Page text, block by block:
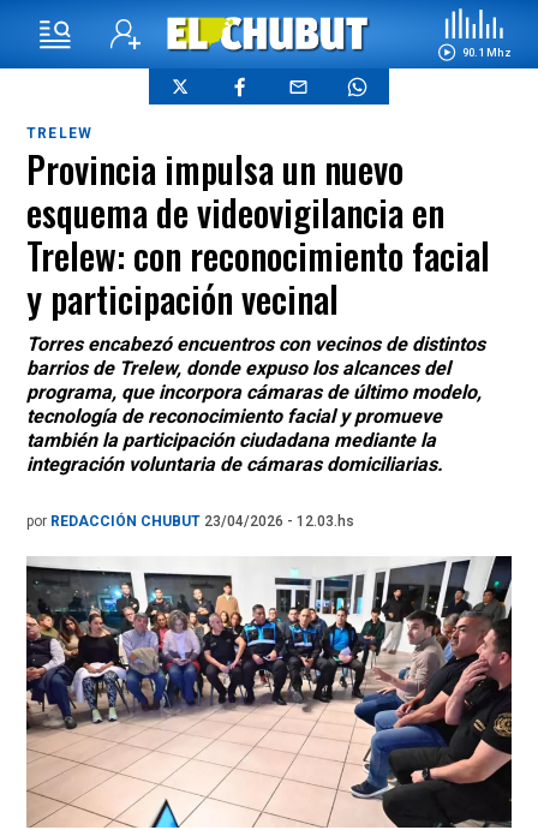
90.1 Mhz
TRELEW
Provincia impulsa un nuevo
esquema de videovigilancia en
Trelew: con reconocimiento facial
y participación vecinal
Torres encabezó encuentros con vecinos de distintos
barrios de Trelew, donde expuso los alcances del
programa, que incorpora cámaras de último modelo,
tecnología de reconocimiento facial y promueve
también la participación ciudadana mediante la
integración voluntaria de cámaras domiciliarias.
por REDACCIÓN CHUBUT 23/04/2026 - 12.03.hs